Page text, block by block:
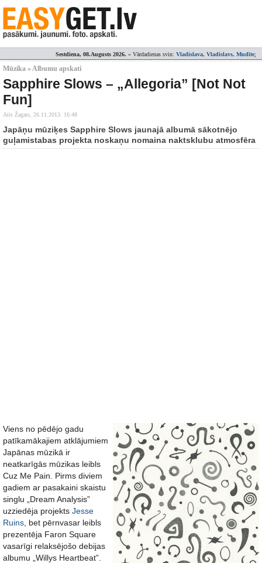
Sestdiena, 08.Augusts 2026. » Vārdadienas svin: Vladislava, Vladislavs, Mudīte;
Mūzika » Albumu apskati
Sapphire Slows – „Allegoria” [Not Not
Fun]
Atis Žagars, 26.11.2013. 16:48
Japāņu mūziķes Sapphire Slows jaunajā albumā sākotnējo
guļamistabas projekta noskaņu nomaina naktsklubu atmosfēra
Viens no pēdējo gadu
patīkamākajiem atklājumiem
Japānas mūzikā ir
neatkarīgās mūzikas leibls
Cuz Me Pain. Pirms diviem
gadiem ar pasakaini skaistu
singlu „Dream Analysis”
uzziedēja projekts Jesse
Ruins , bet pērnvasar leibls
prezentēja Faron Square
vasarīgi relaksējošo debijas
albumu „Willys Heartbeat”.